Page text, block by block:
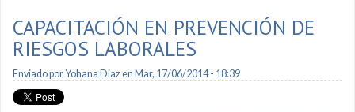
CAPACITACIÓN EN PREVENCIÓN DE
RIESGOS LABORALES
Enviado porYohana Diazen Mar, 17/06/2014 - 18:39